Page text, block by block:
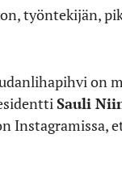
työntekijän,
on
Sauli
Instagramissa,